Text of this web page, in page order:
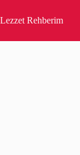
to
content
Lezzet Rehberim